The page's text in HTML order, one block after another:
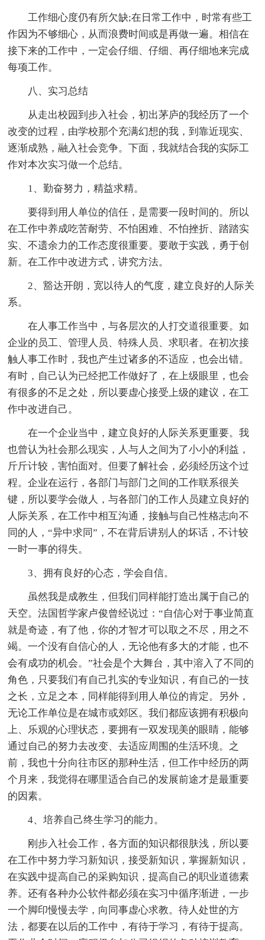
工作细心度仍有所欠缺;在日常工作中，时常有些工
作因为不够细心，从而浪费时间或是再做一遍。相信在
接下来的工作中，一定会仔细、仔细、再仔细地来完成
每项工作。
八、实习总结
从走出校园到步入社会，初出茅庐的我经历了一个
改变的过程，由学校那个充满幻想的我，到靠近现实、
逐渐成熟，融入社会竞争。下面，我就结合我的实际工
作对本次实习做一个总结。
1、勤奋努力，精益求精。
要得到用人单位的信任，是需要一段时间的。所以
在工作中养成吃苦耐劳、不怕困难、不怕挫折、踏踏实
实、不遗余力的工作态度很重要。要敢于实践，勇于创
新。在工作中改进方式，讲究方法。
2、豁达开朗，宽以待人的气度，建立良好的人际关
系。
在人事工作当中，与各层次的人打交道很重要。如
企业的员工、管理人员、特殊人员、求职者。在初次接
触人事工作时，我也产生过诸多的不适应，也会出错。
有时，自己认为已经把工作做好了，在上级眼里，也会
有很多的不足之处，所以要虚心接受上级的建议，在工
作中改进自己。
在一个企业当中，建立良好的人际关系更重要。我
也曾认为社会那么现实，人与人之间为了小小的利益，
斤斤计较，害怕面对。但要了解社会，必须经历这个过
程。企业在运行，各部门与部门之间的工作联系很关
键，所以要学会做人，与各部门的工作人员建立良好的
人际关系，在工作中相互沟通，接触与自己性格志向不
同的人，“异中求同”，不在背后讲别人的坏话，不计较
一时一事的得失。
3、拥有良好的心态，学会自信。
虽然我是成教生，但我们同样能打造出属于自己的
天空。法国哲学家卢俊曾经说过：“自信心对于事业简直
就是奇迹，有了他，你的才智才可以取之不尽，用之不
竭。一个没有自信心的人，无论他有多大的才能，也不
会有成功的机会。”社会是个大舞台，其中溶入了不同的
角色，只要我们有自己扎实的专业知识，有自己的一技
之长，立足之本，同样能得到用人单位的肯定。另外，
无论工作单位是在城市或郊区。我们都应该拥有积极向
上、乐观的心理状态，要拥有一双发现美的眼睛，能够
通过自己的努力去改变、去适应周围的生活环境。之
前，我也十分向往市区的那种生活，但工作中经历的两
个月来，我觉得在哪里适合自己的发展前途才是最重要
的因素。
4、培养自己终生学习的能力。
刚步入社会工作，各方面的知识都很肤浅，所以要
在工作中努力学习新知识，接受新知识，掌握新知识，
在实践中提高自己的采购知识，提高自己的职业道德素
养。还有各种办公软件都必须在实习中循序渐进，一步
一个脚印慢慢去学，向同事虚心求教。待人处世的方
法，都要在以后的工作中，有待于学习，有待于提高。